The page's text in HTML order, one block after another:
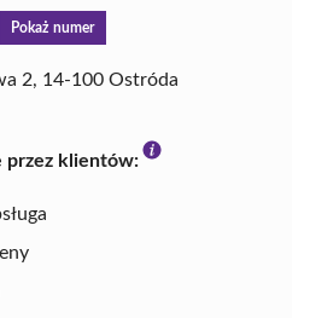
Pokaż numer
2, 14-100 Ostróda
przez klientów: